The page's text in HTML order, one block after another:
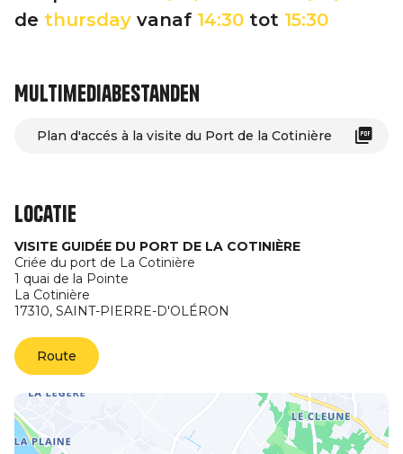
de thursday vanaf 14:30 tot 15:30
Multimediabestanden
Plan d'accés à la visite du Port de la Cotinière
Locatie
VISITE GUIDÉE DU PORT DE LA COTINIÈRE
Criée du port de La Cotinière
1 quai de la Pointe
La Cotinière
17310, SAINT-PIERRE-D'OLÉRON
Route